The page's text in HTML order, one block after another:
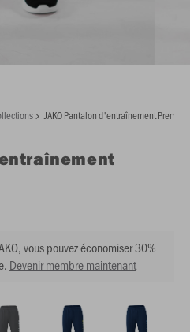
JAKO Pantalon d'entraînement
vous pouvez économiser 30%
Devenir membre maintenant